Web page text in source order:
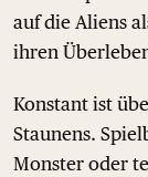
auf die Aliens
ihren
Konstant ist
Staunens.
Monster oder